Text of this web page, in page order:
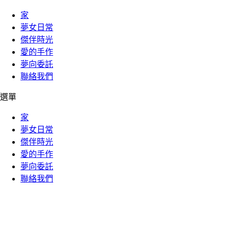
家
夢女日常
傑伴時光
愛的手作
夢向委託
聯絡我們
選單
家
夢女日常
傑伴時光
愛的手作
夢向委託
聯絡我們